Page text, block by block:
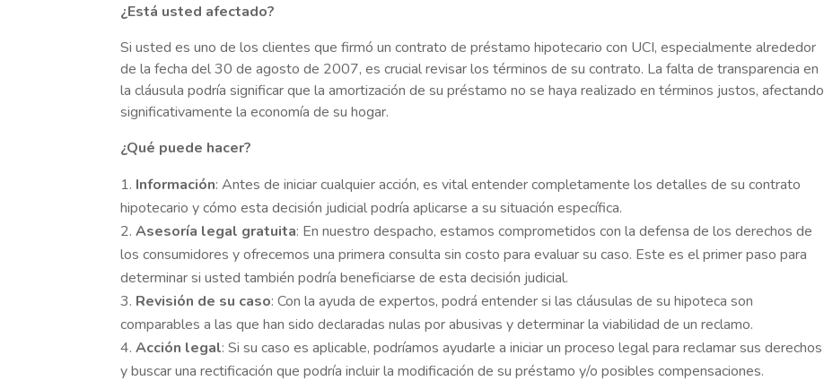
¿Está usted afectado?
Si usted es uno de los clientes que firmó un contrato de préstamo hipotecario con UCI, especialmente alrededor
de la fecha del 30 de agosto de 2007, es crucial revisar los términos de su contrato. La falta de transparencia en
la cláusula podría significar que la amortización de su préstamo no se haya realizado en términos justos, afectando
significativamente la economía de su hogar.
¿Qué puede hacer?
Información: Antes de iniciar cualquier acción, es vital entender completamente los detalles de su contrato
hipotecario y cómo esta decisión judicial podría aplicarse a su situación específica.
Asesoría legal gratuita: En nuestro despacho, estamos comprometidos con la defensa de los derechos de
los consumidores y ofrecemos una primera consulta sin costo para evaluar su caso. Este es el primer paso para
determinar si usted también podría beneficiarse de esta decisión judicial.
Revisión de su caso: Con la ayuda de expertos, podrá entender si las cláusulas de su hipoteca son
comparables a las que han sido declaradas nulas por abusivas y determinar la viabilidad de un reclamo.
Acción legal: Si su caso es aplicable, podríamos ayudarle a iniciar un proceso legal para reclamar sus derechos
y buscar una rectificación que podría incluir la modificación de su préstamo y/o posibles compensaciones.